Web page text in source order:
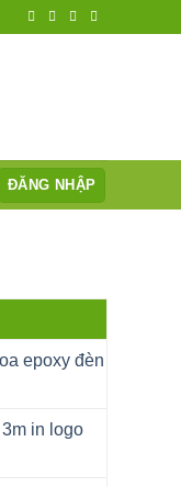
ĐĂNG NHẬP
epoxy đèn
in logo